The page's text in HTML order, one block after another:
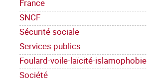
France
SNCF
Sécurité sociale
Services publics
Foulard-voile-laïcité-islamophobie
Société